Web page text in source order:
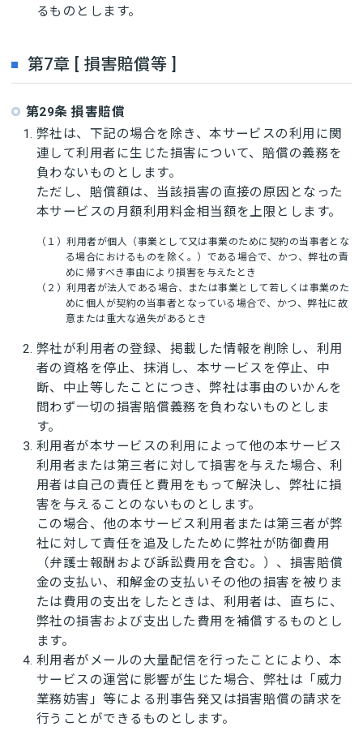
るものとします。
第7章 [ 損害賠償等 ]
第29条 損害賠償
弊社は、下記の場合を除き、本サービスの利用に関
連して利用者に生じた損害について、賠償の義務を
負わないものとします。
ただし、賠償額は、当該損害の直接の原因となった
本サービスの月額利用料金相当額を上限とします。
（１）利用者が個人（事業として又は事業のために契約の当事者とな
る場合におけるものを除く。）である場合で、かつ、弊社の責
めに帰すべき事由により損害を与えたとき
（２）利用者が法人である場合、または事業として若しくは事業のた
めに個人が契約の当事者となっている場合で、かつ、弊社に故
意または重大な過失があるとき
弊社が利用者の登録、掲載した情報を削除し、利用
者の資格を停止、抹消し、本サービスを停止、中
断、中止等したことにつき、弊社は事由のいかんを
問わず一切の損害賠償義務を負わないものとしま
す。
利用者が本サービスの利用によって他の本サービス
利用者または第三者に対して損害を与えた場合、利
用者は自己の責任と費用をもって解決し、弊社に損
害を与えることのないものとします。
この場合、他の本サービス利用者または第三者が弊
社に対して責任を追及したために弊社が防御費用
（弁護士報酬および訴訟費用を含む。）、損害賠償
金の支払い、和解金の支払いその他の損害を被りま
たは費用の支出をしたときは、利用者は、直ちに、
弊社の損害および支出した費用を補償するものとし
ます。
利用者がメールの大量配信を行ったことにより、本
サービスの運営に影響が生じた場合、弊社は「威力
業務妨害」等による刑事告発又は損害賠償の請求を
行うことができるものとします。